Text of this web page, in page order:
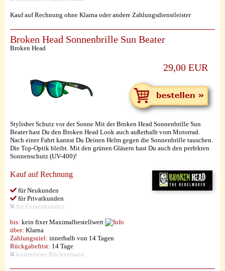
Kauf auf Rechnung ohne Klarna oder andere Zahlungsdienstleister
Broken Head Sonnenbrille Sun Beater
Broken Head
29,00 EUR
Stylisher Schutz vor der Sonne Mit der Broken Head Sonnenbrille Sun
Beater hast Du den Broken Head Look auch außerhalb vom Motorrad.
Nach einer Fahrt kannst Du Deinen Helm gegen die Sonnenbrille tauschen.
Die Top-Optik bleibt. Mit den grünen Gläsern hast Du auch den perfekten
Sonnenschutz (UV-400)!
Kauf auf Rechnung
für Neukunden
für Privatkunden
für Firmenkunden
bis: kein fixer Maximalbestellwert
über: Klarna
Zahlungsziel: innerhalb von 14 Tagen
Rückgabefrist: 14 Tage
kostenloser Rückversand